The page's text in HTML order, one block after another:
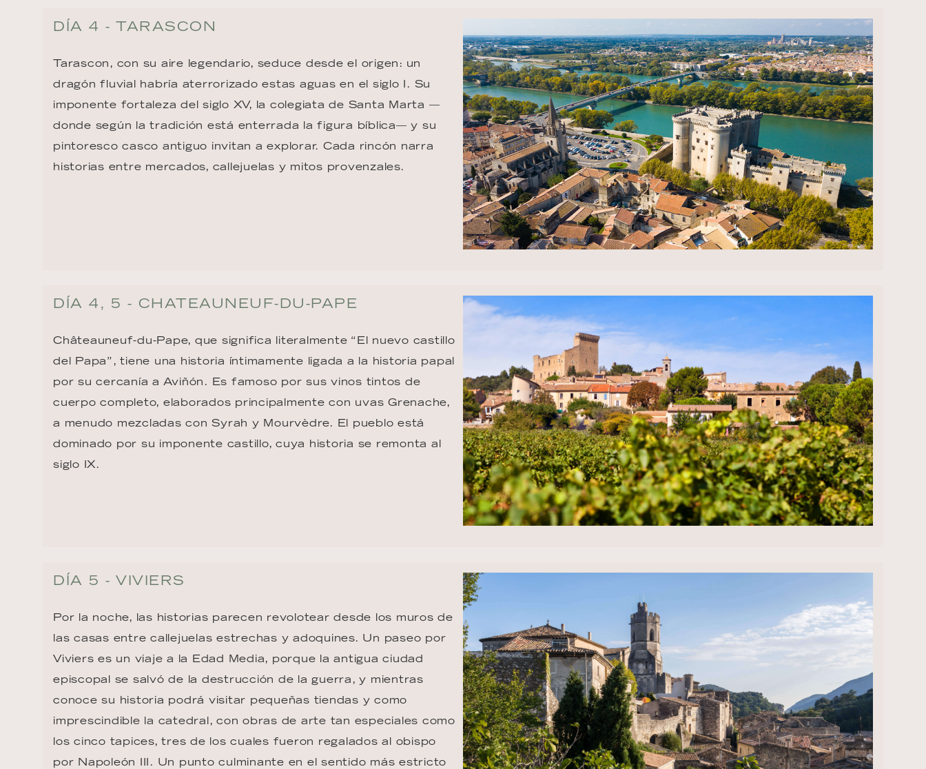
DÍA 4 - TARASCON
Tarascon, con su aire legendario, seduce desde el origen: un
dragón fluvial habría aterrorizado estas aguas en el siglo I. Su
imponente fortaleza del siglo XV, la colegiata de Santa Marta —
donde según la tradición está enterrada la figura bíblica— y su
pintoresco casco antiguo invitan a explorar. Cada rincón narra
historias entre mercados, callejuelas y mitos provenzales.
DÍA 4, 5 - CHATEAUNEUF-DU-PAPE
Châteauneuf-du-Pape, que significa literalmente “El nuevo castillo
del Papa”, tiene una historia íntimamente ligada a la historia papal
por su cercanía a Aviñón. Es famoso por sus vinos tintos de
cuerpo completo, elaborados principalmente con uvas Grenache,
a menudo mezcladas con Syrah y Mourvèdre. El pueblo está
dominado por su imponente castillo, cuya historia se remonta al
siglo IX.
DÍA 5 - VIVIERS
Por la noche, las historias parecen revolotear desde los muros de
las casas entre callejuelas estrechas y adoquines. Un paseo por
Viviers es un viaje a la Edad Media, porque la antigua ciudad
episcopal se salvó de la destrucción de la guerra, y mientras
conoce su historia podrá visitar pequeñas tiendas y como
imprescindible la catedral, con obras de arte tan especiales como
los cinco tapices, tres de los cuales fueron regalados al obispo
por Napoleón III. Un punto culminante en el sentido más estricto